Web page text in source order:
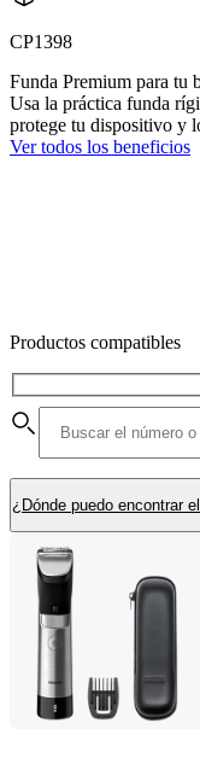
CP1398
Funda Premium para tu
Usa la práctica funda
protege tu dispositivo y
Ver todos los beneficios
Productos compatibles
¿Dónde puedo encontrar